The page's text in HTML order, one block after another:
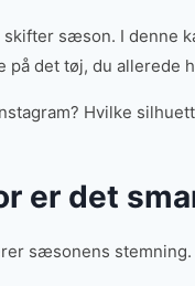
sæson. I denne
på det tøj, du allerede
Hvilke
er det
sæsonens